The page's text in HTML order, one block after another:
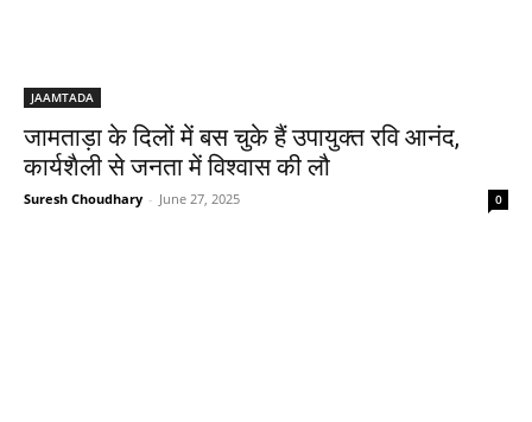
JAAMTADA
जामताड़ा के दिलों में बस चुके हैं उपायुक्त रवि आनंद,
कार्यशैली से जनता में विश्वास की लौ
Suresh Choudhary - June 27, 2025 0